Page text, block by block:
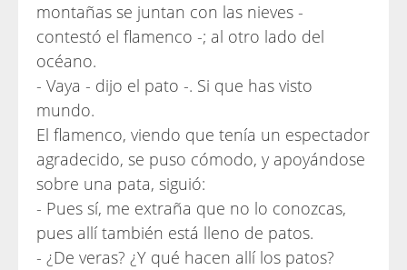
montañas se juntan con las nieves -
contestó el flamenco -; al otro lado del
océano.
- Vaya - dijo el pato -. Si que has visto
mundo.
El flamenco, viendo que tenía un espectador
agradecido, se puso cómodo, y apoyándose
sobre una pata, siguió:
- Pues sí, me extraña que no lo conozcas,
pues allí también está lleno de patos.
- ¿De veras? ¿Y qué hacen allí los patos?